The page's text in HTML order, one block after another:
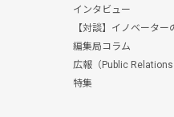
インタビュー
【対談】イノベーター
編集局コラム
広報（Public Relations
特集